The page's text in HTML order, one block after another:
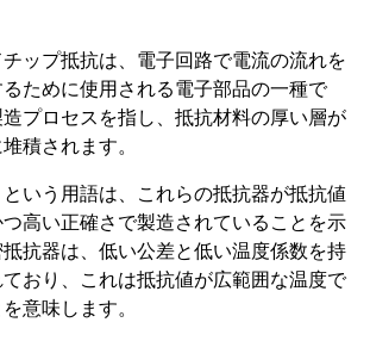
ップ抵抗は、電子回路で電流の流れを
ために使用される電子部品の一種で
プロセスを指し、抵抗材料の厚い層が
積されます。
という用語は、これらの抵抗器が抵抗値
高い正確さで製造されていることを示
抗器は、低い公差と低い温度係数を持
おり、これは抵抗値が広範囲な温度で
意味します。